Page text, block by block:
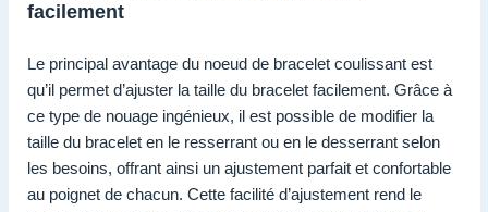
facilement
Le principal avantage du noeud de bracelet coulissant est
qu’il permet d’ajuster la taille du bracelet facilement. Grâce à
ce type de nouage ingénieux, il est possible de modifier la
taille du bracelet en le resserrant ou en le desserrant selon
les besoins, offrant ainsi un ajustement parfait et confortable
au poignet de chacun. Cette facilité d’ajustement rend le